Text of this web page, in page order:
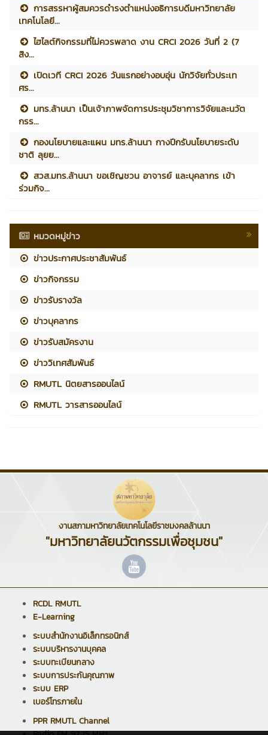
การสรรหาผู้สมควรดำรงตำแหน่งอธิการบดีมหาวิทยาลัย
เทคโนโลยี...
ไฮไลต์กิจกรรมที่ไม่ควรพลาด งาน CRCI 2026 วันที่ 2 (7
สิง...
เปิดเวที CRCI 2026 วันแรกอย่างอบอุ่น นักวิจัยทั่วประเท
ศร...
มทร.ล้านนา เป็นเจ้าภาพจัดการประชุมวิชาการวิจัยและนวัต
กรร...
กองนโยบายและแผน มทร.ล้านนา กางปีกรับนโยบายระดับ
ชาติ ลุยย...
สวส.มทร.ล้านนา ขอเชิญชวน อาจารย์ และบุคลากร เข้า
ร่วมกิจ...
หมวดหมู่ข่าว
ข่าวประกาศประชาสัมพันธ์
ข่าวกิจกรรม
ข่าวรับรางวัล
ข่าวบุคลากร
ข่าวรับสมัครงาน
ข่าววิเทศสัมพันธ์
RMUTL นิตยสารออนไลน์
RMUTL วารสารออนไลน์
งานสภามหาวิทยาลัยเทคโนโลยีราชมงคลล้านนา
"มหาวิทยาลัยนวัตกรรมเพื่อชุมชน"
RCDL RMUTL
E-Learning
ระบบสำนักงานอิเล็กทรอนิกส์
ระบบบริหารงานบุคคล
ระบบทะเบียนกลาง
ระบบการประกันคุณภาพ
ระบบ ERP
เบอร์โทรภายใน
PPR RMUTL Channel